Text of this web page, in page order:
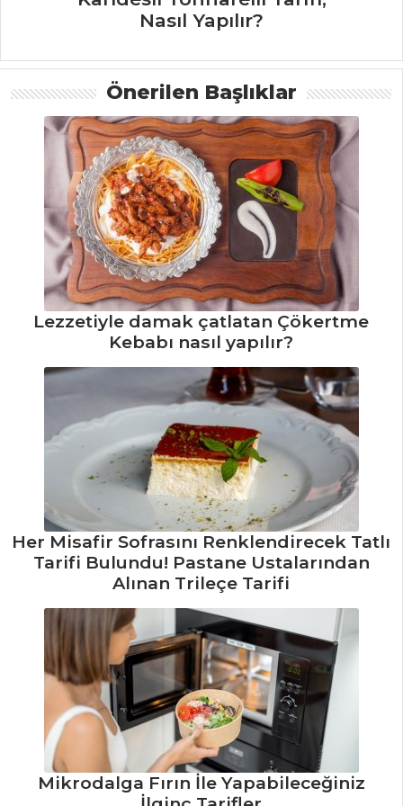
Et Yemekleri Tüm
MASTERCHEF
Tabbule Tarifi,
Nasıl Yapılır?
Surf and Turf
Tarifi, Nasıl Yapılır?
Hamsi Kuşu
Tarifi, Nasıl Yapılır?
Masterchef Tüm
Tarifleri
MAKARNA
Siyah Pirinç
Pilavı Tarifi, Nasıl
Yapılır?
Kremalı ve Mısırlı
Pilav Tarifi, Nasıl
Yapılır?
Yumurtalı Pirinç
Pilavı Tarifi, Nasıl
Yapılır?
Pilav ve Makarna
Tüm Tarifleri
SEBZE
Nasıl Yapılır?
Önerilen Başlıklar
Lezzetiyle damak çatlatan Çökertme
Kebabı nasıl yapılır?
Her Misafir Sofrasını Renklendirecek Tatlı
Tarifi Bulundu! Pastane Ustalarından
Alınan Trileçe Tarifi
Mikrodalga Fırın İle Yapabileceğiniz